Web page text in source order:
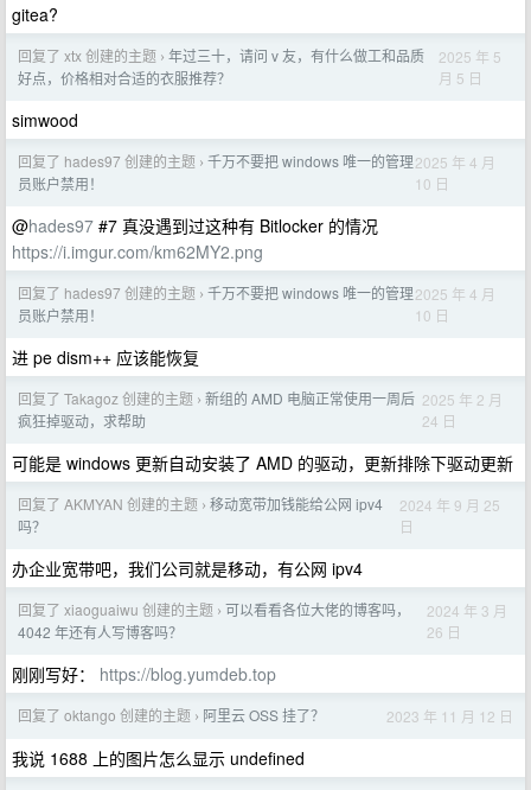
gitea?
回复了 xtx 创建的主题 › 年过三十，请问 v 友，有什么做工和品质
好点，价格相对合适的衣服推荐？
2025 年 5
月 5 日
simwood
回复了 hades97 创建的主题 › 千万不要把 windows 唯一的管理
员账户禁用！
2025 年 4 月
10 日
@hades97 #7 真没遇到过这种有 Bitlocker 的情况
https://i.imgur.com/km62MY2.png
回复了 hades97 创建的主题 › 千万不要把 windows 唯一的管理
员账户禁用！
2025 年 4 月
10 日
进 pe dism++ 应该能恢复
回复了 Takagoz 创建的主题 › 新组的 AMD 电脑正常使用一周后
疯狂掉驱动，求帮助
2025 年 2 月
24 日
可能是 windows 更新自动安装了 AMD 的驱动，更新排除下驱动更新
回复了 AKMYAN 创建的主题 › 移动宽带加钱能给公网 ipv4
吗？
2024 年 9 月 25
日
办企业宽带吧，我们公司就是移动，有公网 ipv4
回复了 xiaoguaiwu 创建的主题 › 可以看看各位大佬的博客吗，
4042 年还有人写博客吗？
2024 年 3 月
26 日
刚刚写好： https://blog.yumdeb.top
回复了 oktango 创建的主题 › 阿里云 OSS 挂了？ 2023 年 11 月 12 日
我说 1688 上的图片怎么显示 undefined